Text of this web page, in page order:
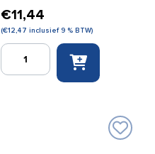
€11,44
(€12,47 inclusief 9 % BTW)
Betadine
oplossing